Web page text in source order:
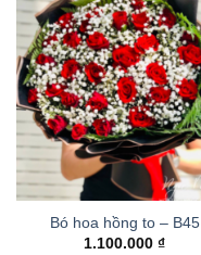
Bó hoa hồng to – B45
1.100.000 ₫